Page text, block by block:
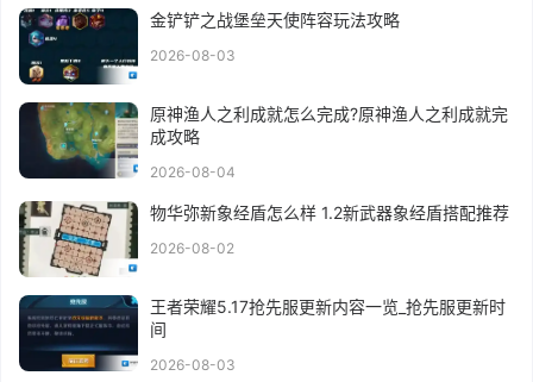
金铲铲之战堡垒天使阵容玩法攻略
2026-08-03
原神渔人之利成就怎么完成?原神渔人之利成就完
成攻略
2026-08-04
物华弥新象经盾怎么样 1.2新武器象经盾搭配推荐
2026-08-02
王者荣耀5.17抢先服更新内容一览_抢先服更新时
间
2026-08-03